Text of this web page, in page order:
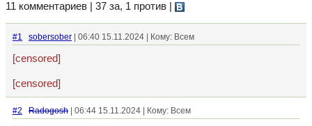
11 комментариев | 37 за, 1 против
#1 sobersober | 06:40 15.11.2024 | Кому: Всем
[censored]
[censored]
#2 Radogosh | 06:44 15.11.2024 | Кому: Всем